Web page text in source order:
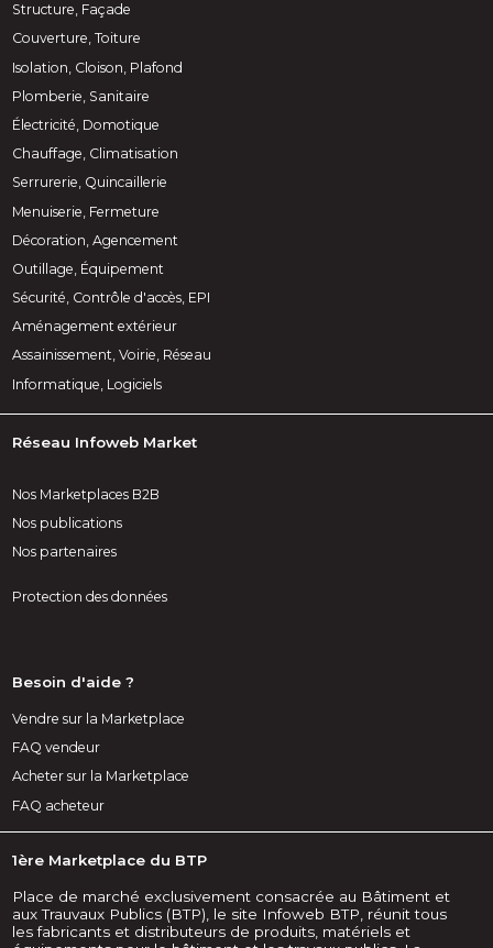
Structure, Façade
Couverture, Toiture
Isolation, Cloison, Plafond
Plomberie, Sanitaire
Électricité, Domotique
Chauffage, Climatisation
Serrurerie, Quincaillerie
Menuiserie, Fermeture
Décoration, Agencement
Outillage, Équipement
Sécurité, Contrôle d'accès, EPI
Aménagement extérieur
Assainissement, Voirie, Réseau
Informatique, Logiciels
Réseau Infoweb Market
Nos Marketplaces B2B
Nos publications
Nos partenaires
Protection des données
Besoin d'aide ?
Vendre sur la Marketplace
FAQ vendeur
Acheter sur la Marketplace
FAQ acheteur
1ère Marketplace du BTP
Place de marché exclusivement consacrée au Bâtiment et
aux Trauvaux Publics (BTP), le site Infoweb BTP, réunit tous
les fabricants et distributeurs de produits, matériels et